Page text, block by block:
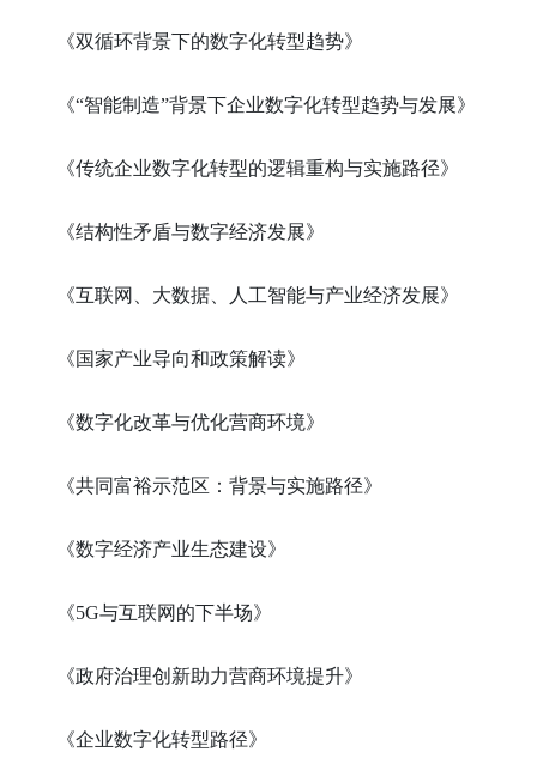
《双循环背景下的数字化转型趋势》
《“智能制造”背景下企业数字化转型趋势与发展》
《传统企业数字化转型的逻辑重构与实施路径》
《结构性矛盾与数字经济发展》
《互联网、大数据、人工智能与产业经济发展》
《国家产业导向和政策解读》
《数字化改革与优化营商环境》
《共同富裕示范区：背景与实施路径》
《数字经济产业生态建设》
《5G与互联网的下半场》
《政府治理创新助力营商环境提升》
《企业数字化转型路径》